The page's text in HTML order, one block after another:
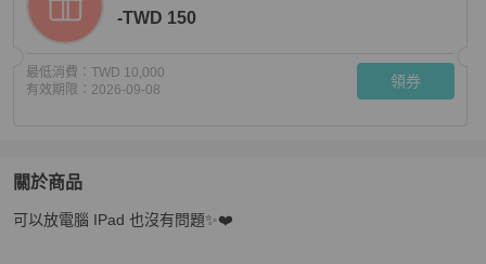
-TWD 150
最低消費： TWD 10,000
有效期限： 2026-09-08 領券
關於商品
關於Chloe tote bag 中號商品詳情與購買須知
可以放電腦 IPad 也沒有問題✨❤️